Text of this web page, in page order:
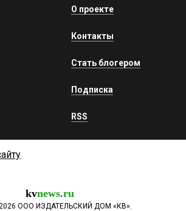
О проекте
Контакты
Стать блогером
Подписка
RSS
kvnews.ru
ООО ИЗДАТЕЛЬСКИЙ ДОМ «КВ».